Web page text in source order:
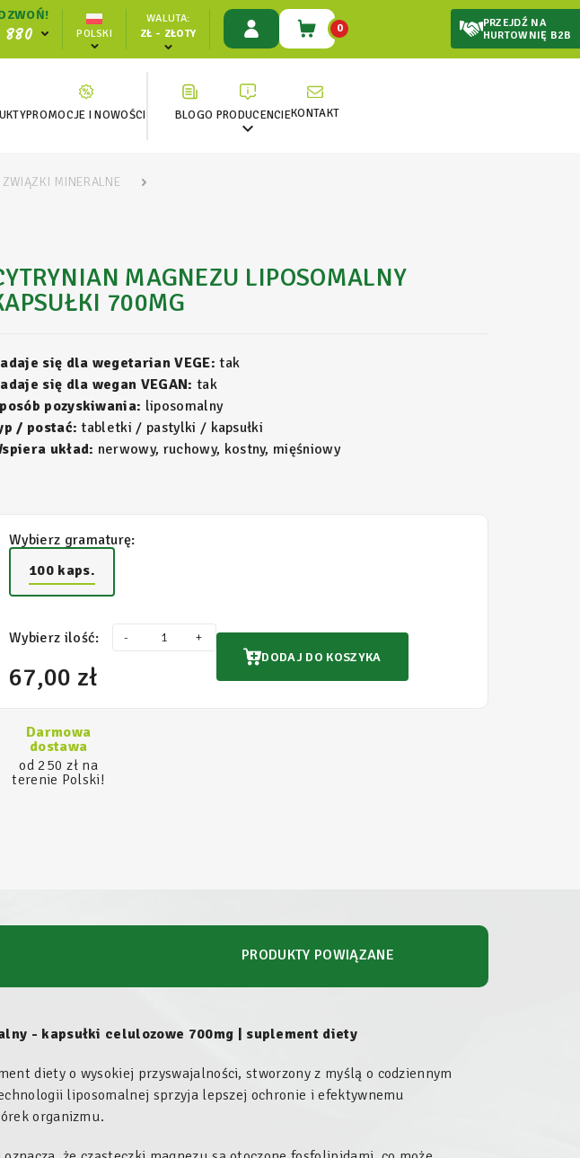
880 POLSKI
WALUTA:
ZŁ - ZŁOTY
0
PRZEJDŹ NA
HURTOWNIĘ B2B
PROMOCJE I NOWOŚCI BLOGO PRODUCENCIE

KONTAKT
ZWIĄZKI MINERALNE
MAGNEZU LIPOSOMALNY
700MG
się dla wegetarian VEGE: tak
się dla wegan VEGAN: tak
pozyskiwania: liposomalny
/ postać: tabletki / pastylki / kapsułki
układ: nerwowy, ruchowy, kostny, mięśniowy
Wybierz gramaturę:
100 kaps.
Wybierz ilość: - +
67,00 zł
DODAJ DO KOSZYKA
Darmowa
dostawa
od 250 zł na
terenie Polski!
PRODUKTY POWIĄZANE
- kapsułki celulozowe 700mg | suplement diety
diety o wysokiej przyswajalności, stworzony z myślą o codziennym
liposomalnej sprzyja lepszej ochronie i efektywnemu
organizmu.